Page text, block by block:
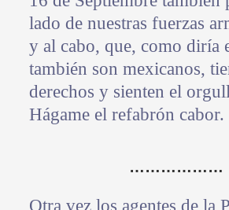
lado de nuestras fuerzas
y al cabo, que, como diría
también son mexicanos,
derechos y sienten el
Hágame el refabrón cabor.
………………
Otra vez los agentes de la